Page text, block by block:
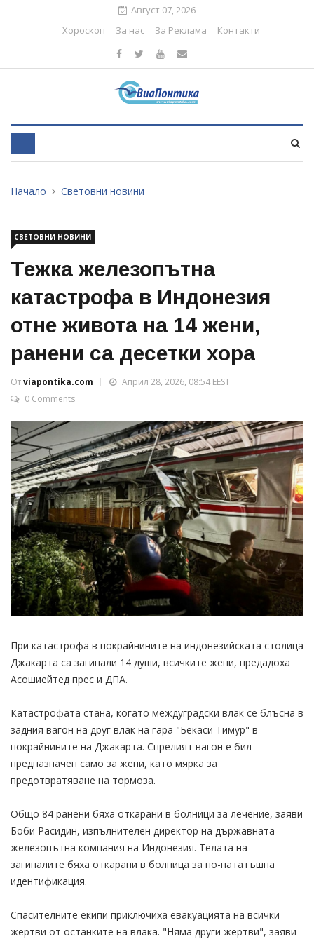
Август 07, 2026
Хороскоп
За нас За Реклама Контакти
Начало Световни новини
СВЕТОВНИ НОВИНИ
Тежка железопътна
катастрофа в Индонезия
отне живота на 14 жени,
ранени са десетки хора
Отviapontika.com
Април 28, 2026, 08:54 EEST
0 Comments
При катастрофа в покрайнините на индонезийската столица
Джакарта са загинали 14 души, всичките жени, предадоха
Асошиейтед прес и ДПА.
Катастрофата стана, когато междуградски влак се блъсна в
задния вагон на друг влак на гара "Бекаси Тимур" в
покрайнините на Джакарта. Спрелият вагон е бил
предназначен само за жени, като мярка за
предотвратяване на тормоза.
Общо 84 ранени бяха откарани в болници за лечение, заяви
Боби Расидин, изпълнителен директор на държавната
железопътна компания на Индонезия. Телата на
загиналите бяха откарани в болница за по-нататъшна
идентификация.
Спасителните екипи приключиха евакуацията на всички
жертви от останките на влака. "Няма други жертви", заяви